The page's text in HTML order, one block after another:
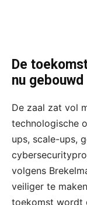
De
nu gebouwd
De zaal zat vol
technologische
ups, scale-ups,
volgens
veiliger te
toekomst wordt